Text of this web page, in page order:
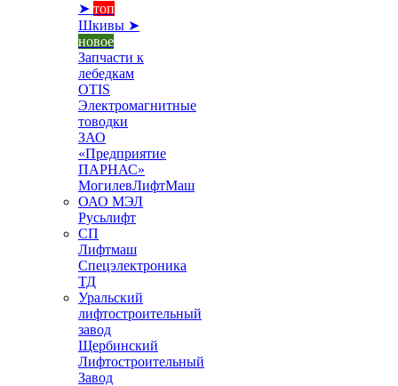
➤ топ
Шкивы ➤
новое
Запчасти к
лебедкам
OTIS
Электромагнитные
товодки
ЗАО
«Предприятие
ПАРНАС»
МогилевЛифтМаш
ОАО МЭЛ
Русьлифт
СП
Лифтмаш
Спецэлектроника
ТД
Уральский
лифтостроительный
завод
Щербинский
Лифтостроительный
Завод